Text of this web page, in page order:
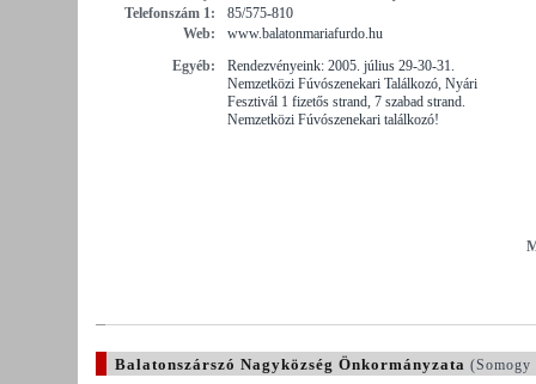
Telefonszám 1:
85/575-810
Web:
www.balatonmariafurdo.hu
Egyéb:
Rendezvényeink: 2005. július 29-30-31.
Nemzetközi Fúvószenekari Találkozó, Nyári
Fesztivál 1 fizetős strand, 7 szabad strand.
Nemzetközi Fúvószenekari találkozó!
Balatonszárszó Nagyközség Önkormányzata (Somogy